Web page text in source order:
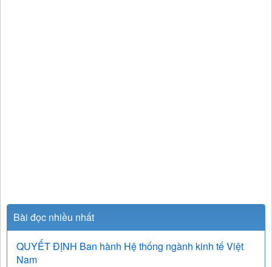
Bài đọc nhiều nhất
QUYẾT ĐỊNH Ban hành Hệ thống ngành kinh tế Việt
Nam